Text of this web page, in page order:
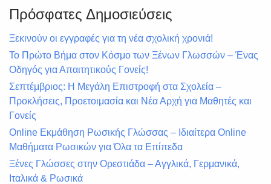
Πρόσφατες Δημοσιεύσεις
Ξεκινούν οι εγγραφές για τη νέα σχολική χρονιά!
Το Πρώτο Βήμα στον Κόσμο των Ξένων Γλωσσών – Ένας
Οδηγός για Απαιτητικούς Γονείς!
Σεπτέμβριος: Η Μεγάλη Επιστροφή στα Σχολεία –
Προκλήσεις, Προετοιμασία και Νέα Αρχή για Μαθητές και
Γονείς
Online Εκμάθηση Ρωσικής Γλώσσας – Ιδιαίτερα Online
Μαθήματα Ρωσικών για Όλα τα Επίπεδα
Ξένες Γλώσσες στην Ορεστιάδα – Αγγλικά, Γερμανικά,
Ιταλικά & Ρωσικά